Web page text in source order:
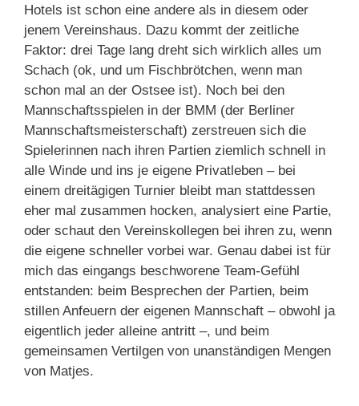
Hotels ist schon eine andere als in diesem oder
jenem Vereinshaus. Dazu kommt der zeitliche
Faktor: drei Tage lang dreht sich wirklich alles um
Schach (ok, und um Fischbrötchen, wenn man
schon mal an der Ostsee ist). Noch bei den
Mannschaftsspielen in der BMM (der Berliner
Mannschaftsmeisterschaft) zerstreuen sich die
Spielerinnen nach ihren Partien ziemlich schnell in
alle Winde und ins je eigene Privatleben – bei
einem dreitägigen Turnier bleibt man stattdessen
eher mal zusammen hocken, analysiert eine Partie,
oder schaut den Vereinskollegen bei ihren zu, wenn
die eigene schneller vorbei war. Genau dabei ist für
mich das eingangs beschworene Team-Gefühl
entstanden: beim Besprechen der Partien, beim
stillen Anfeuern der eigenen Mannschaft – obwohl ja
eigentlich jeder alleine antritt –, und beim
gemeinsamen Vertilgen von unanständigen Mengen
von Matjes.